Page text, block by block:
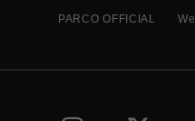
PARCO OFFICIAL